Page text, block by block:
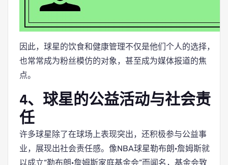
因此，球星的饮食和健康管理不仅是他们个人的选择，
也常常成为粉丝模仿的对象，甚至成为媒体报道的焦
点。
4、球星的公益活动与社会责
任
许多球星除了在球场上表现突出，还积极参与公益事
业，展现出社会责任感。像NBA球星勒布朗·詹姆斯就
以成立“勒布朗·詹姆斯家庭基金会”而闻名，基金会致